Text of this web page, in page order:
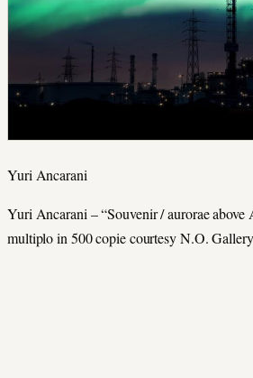
Yuri Ancarani
Yuri Ancarani – “Souvenir / aurorae above
multiplo in 500 copie courtesy N.O.